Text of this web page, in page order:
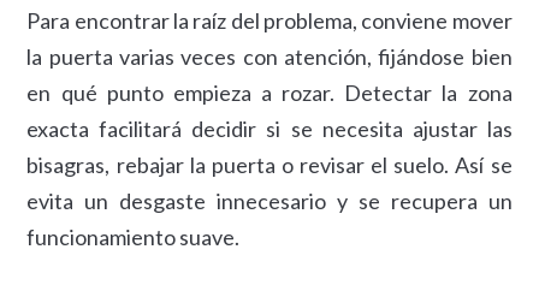
Para encontrar la raíz del problema, conviene mover
la puerta varias veces con atención, fijándose bien
en qué punto empieza a rozar. Detectar la zona
exacta facilitará decidir si se necesita ajustar las
bisagras, rebajar la puerta o revisar el suelo. Así se
evita un desgaste innecesario y se recupera un
funcionamiento suave.